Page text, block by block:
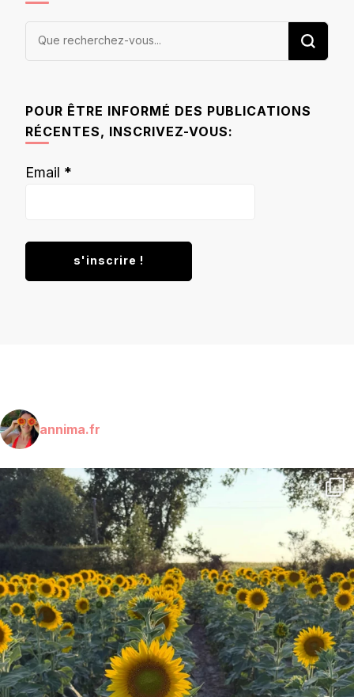
Vous
POUR ÊTRE INFORMÉ DES PUBLICATIONS
RÉCENTES, INSCRIVEZ-VOUS:
Email *
annima.fr